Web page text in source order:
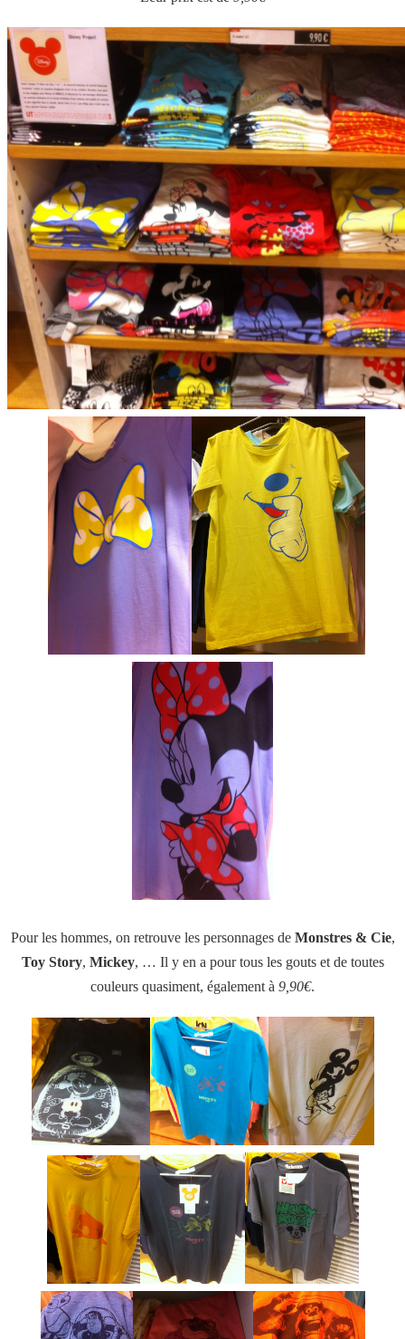
Pour les hommes, on retrouve les personnages de Monstres & Cie,
Toy Story, Mickey, … Il y en a pour tous les gouts et de toutes
couleurs quasiment, également à 9,90€.